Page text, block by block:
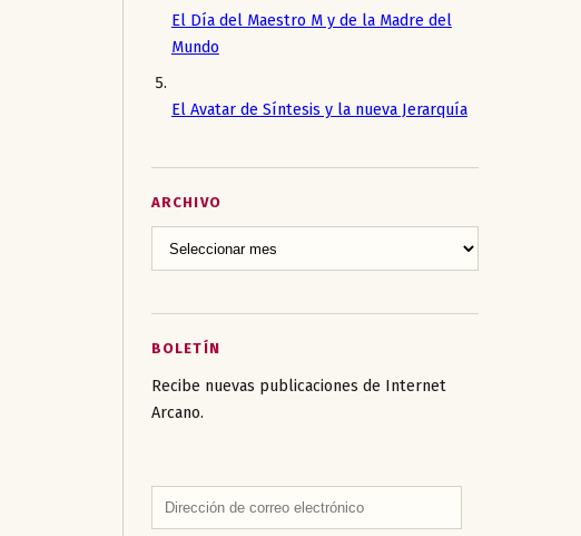
El Día del Maestro M y de la Madre del
Mundo
El Avatar de Síntesis y la nueva Jerarquía
ARCHIVO
BOLETÍN
Recibe nuevas publicaciones de Internet
Arcano.
Dirección
de